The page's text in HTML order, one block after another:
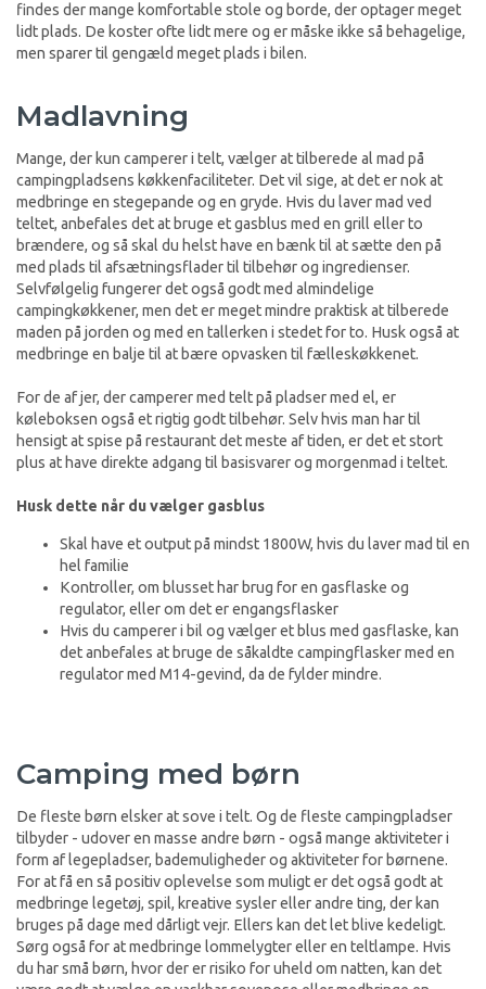
findes der mange komfortable stole og borde, der optager meget
lidt plads. De koster ofte lidt mere og er måske ikke så behagelige,
men sparer til gengæld meget plads i bilen.
Madlavning
Mange, der kun camperer i telt, vælger at tilberede al mad på
campingpladsens køkkenfaciliteter. Det vil sige, at det er nok at
medbringe en stegepande og en gryde. Hvis du laver mad ved
teltet, anbefales det at bruge et gasblus med en grill eller to
brændere, og så skal du helst have en bænk til at sætte den på
med plads til afsætningsflader til tilbehør og ingredienser.
Selvfølgelig fungerer det også godt med almindelige
campingkøkkener, men det er meget mindre praktisk at tilberede
maden på jorden og med en tallerken i stedet for to. Husk også at
medbringe en balje til at bære opvasken til fælleskøkkenet.
For de af jer, der camperer med telt på pladser med el, er
køleboksen også et rigtig godt tilbehør. Selv hvis man har til
hensigt at spise på restaurant det meste af tiden, er det et stort
plus at have direkte adgang til basisvarer og morgenmad i teltet.
Husk dette når du vælger gasblus
Skal have et output på mindst 1800W, hvis du laver mad til en
hel familie
Kontroller, om blusset har brug for en gasflaske og
regulator, eller om det er engangsflasker
Hvis du camperer i bil og vælger et blus med gasflaske, kan
det anbefales at bruge de såkaldte campingflasker med en
regulator med M14-gevind, da de fylder mindre.
Camping med børn
De fleste børn elsker at sove i telt. Og de fleste campingpladser
tilbyder - udover en masse andre børn - også mange aktiviteter i
form af legepladser, bademuligheder og aktiviteter for børnene.
For at få en så positiv oplevelse som muligt er det også godt at
medbringe legetøj, spil, kreative sysler eller andre ting, der kan
bruges på dage med dårligt vejr. Ellers kan det let blive kedeligt.
Sørg også for at medbringe lommelygter eller en teltlampe. Hvis
du har små børn, hvor der er risiko for uheld om natten, kan det